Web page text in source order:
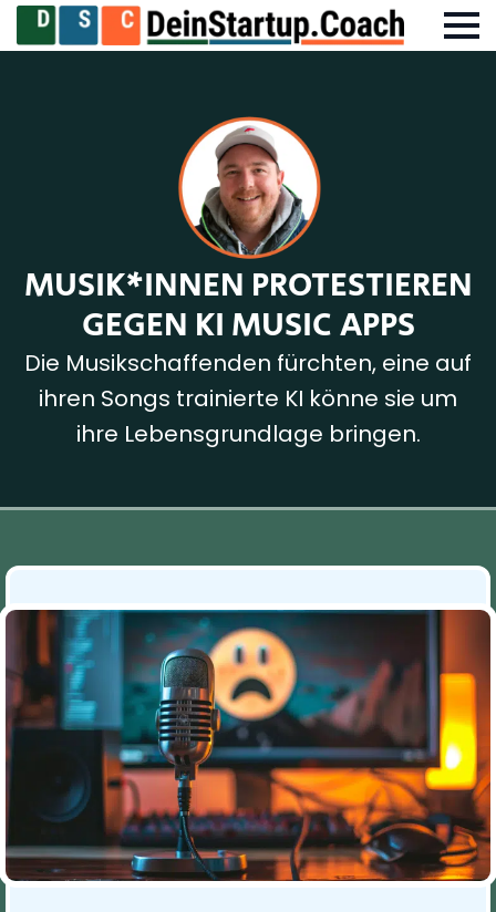
MUSIK*INNEN PROTESTIEREN
GEGEN KI MUSIC APPS
Die Musikschaffenden fürchten, eine auf
ihren Songs trainierte KI könne sie um
ihre Lebensgrundlage bringen.